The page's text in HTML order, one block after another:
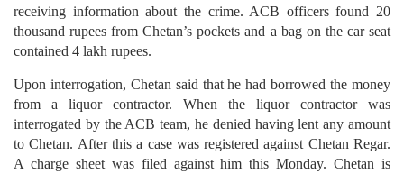
receiving information about the crime. ACB officers found 20
thousand rupees from Chetan’s pockets and a bag on the car seat
contained 4 lakh rupees.
Upon interrogation, Chetan said that he had borrowed the money
from a liquor contractor. When the liquor contractor was
interrogated by the ACB team, he denied having lent any amount
to Chetan. After this a case was registered against Chetan Regar.
A charge sheet was filed against him this Monday. Chetan is